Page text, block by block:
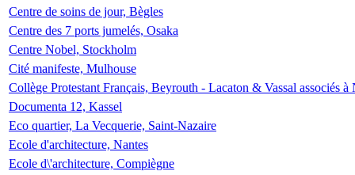
Centre de soins de jour, Bègles
Centre des 7 ports jumelés, Osaka
Centre Nobel, Stockholm
Cité manifeste, Mulhouse
Collège Protestant Français, Beyrouth - Lacaton & Vassal associés
Documenta 12, Kassel
Eco quartier, La Vecquerie, Saint-Nazaire
Ecole d'architecture, Nantes
Ecole d\'architecture, Compiègne